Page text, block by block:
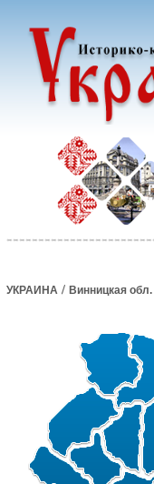
УКРАИНА / Винницкая обл.